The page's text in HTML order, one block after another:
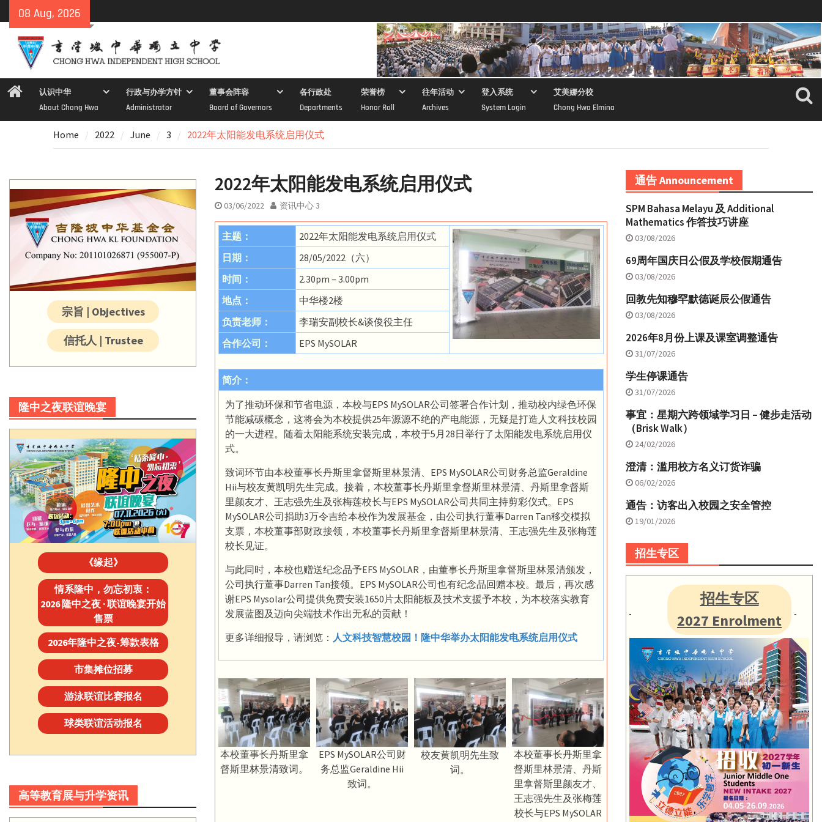
to
content
08 Aug, 2026
Home认识中华
About Chong Hwa
行政与办学方针
Administrator
董事会阵容
Board of Governors
各行政处
Departments
荣誉榜
Honor Roll
往年活动
Archives
登入系统
System Login
艾美娜分校
Chong Hwa Elmina
Home 2022 June 3 2022年太阳能发电系统启用仪式
2022年太阳能发电系统启用仪式
03/06/2022 资讯中心 3
主题：
2022年太阳能发电系统启用仪式
日期：
28/05/2022（六）
时间：
2.30pm – 3.00pm
地点：
中华楼2楼
负责老师：
李瑞安副校长&谈俊役主任
合作公司：
EPS MySOLAR
简介：
为了推动环保和节省电源，本校与EPS MySOLAR公司签署合作计划，推动校内绿色环保
节能减碳概念，这将会为本校提供25年源源不绝的产电能源，无疑是打造人文科技校园
的一大进程。随着太阳能系统安装完成，本校于5月28日举行了太阳能发电系统启用仪
式。
致词环节由本校董事长丹斯里拿督斯里林景清、EPS MySOLAR公司财务总监Geraldine
Hii与校友黄凯明先生完成。接着，本校董事长丹斯里拿督斯里林景清、丹斯里拿督斯
里颜友才、王志强先生及张梅莲校长与EPS MySOLAR公司共同主持剪彩仪式。EPS
MySOLAR公司捐助3万令吉给本校作为发展基金，由公司执行董事Darren Tan移交模拟
支票，本校董事部财政接领，本校董事长丹斯里拿督斯里林景清、王志强先生及张梅莲
校长见证。
与此同时，本校也赠送纪念品予EFS MySOLAR，由董事长丹斯里拿督斯里林景清颁发，
公司执行董事Darren Tan接领。EPS MySOLAR公司也有纪念品回赠本校。最后，再次感
谢EPS Mysolar公司提供免费安装1650片太阳能板及技术支援予本校，为本校落实教育
发展蓝图及迈向尖端技术作出无私的贡献！
更多详细报导，请浏览： 人文科技智慧校园！隆中华举办太阳能发电系统启用仪式
本校董事长丹斯里拿
督斯里林景清致词。
EPS MySOLAR公司财
务总监Geraldine Hii
致词。
校友黄凯明先生致
词。
本校董事长丹斯里拿
督斯里林景清、丹斯
里拿督斯里颜友才、
王志强先生及张梅莲
校长与EPS MySOLAR
通告 Announcement
SPM Bahasa Melayu 及 Additional
Mathematics 作答技巧讲座
03/08/2026
69周年国庆日公假及学校假期通告
03/08/2026
回教先知穆罕默德诞辰公假通告
03/08/2026
2026年8月份上课及课室调整通告
31/07/2026
学生停课通告
31/07/2026
事宜：星期六跨领域学习日 – 健步走活动
（Brisk Walk）
24/02/2026
澄清：滥用校方名义订货诈骗
06/02/2026
通告：访客出入校园之安全管控
19/01/2026
招生专区
招生专区
2027 Enrolment
宗旨 | Objectives
信托人 | Trustee
隆中之夜联谊晚宴
《缘起》
情系隆中，勿忘初衷：
2026 隆中之夜 · 联谊晚宴开始
售票
2026年隆中之夜-筹款表格
市集摊位招募
游泳联谊比赛报名
球类联谊活动报名
高等教育展与升学资讯